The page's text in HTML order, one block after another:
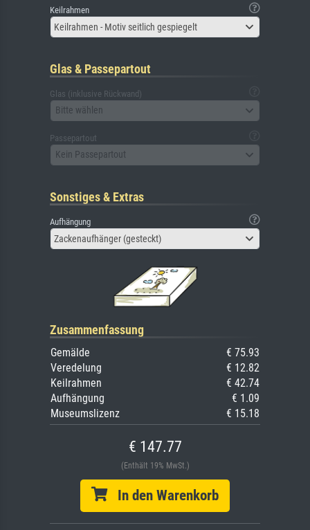
Keilrahmen
Keilrahmen - Motiv seitlich gespiegelt
Glas & Passepartout
Glas (inklusive Rückwand)
Bitte wählen
Passepartout
Kein Passepartout
Sonstiges & Extras
Aufhängung
Zackenaufhänger (gesteckt)
Zusammenfassung
Gemälde
€ 75.93
Veredelung
€ 12.82
Keilrahmen
€ 42.74
Aufhängung
€ 1.09
Museumslizenz
€ 15.18
€ 147.77
(Enthält 19% MwSt.)
In den Warenkorb